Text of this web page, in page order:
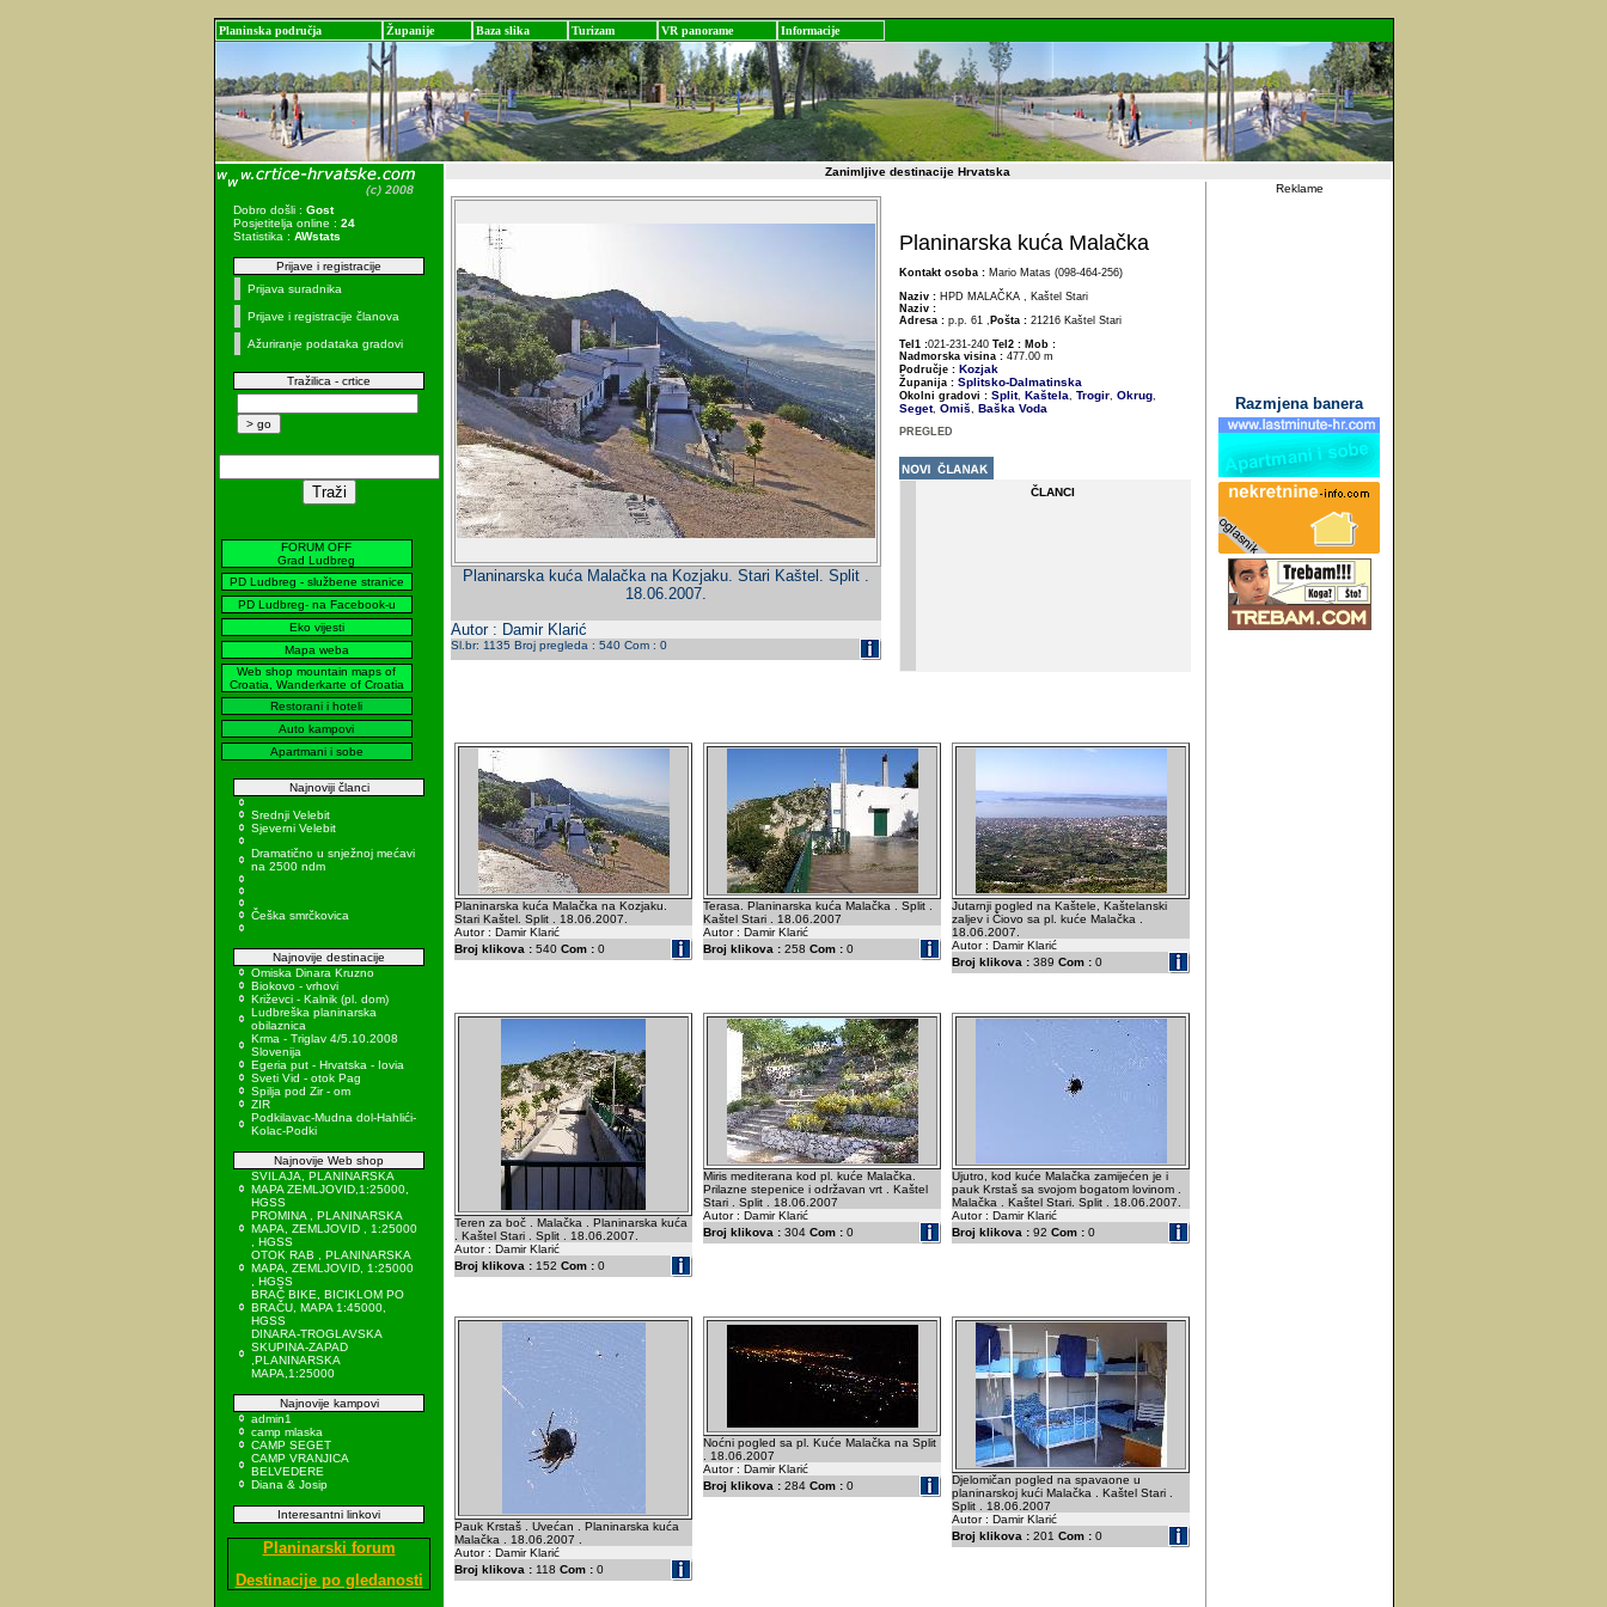
Planinska područja Županije Baza slika Turizam VR panorame Informacije
Dobro došli : Gost
Posjetitelja online : 24
Statistika : AWstats
Prijave i registracije
Prijava suradnika
Prijave i registracije članova
Ažuriranje podataka gradovi
Tražilica - crtice
FORUM OFF
Grad Ludbreg
PD Ludbreg - službene stranice
PD Ludbreg- na Facebook-u
Eko vijesti
Mapa weba
Web shop mountain maps of
Croatia, Wanderkarte of Croatia
Restorani i hoteli
Auto kampovi
Apartmani i sobe
Najnoviji članci
Srednji Velebit
Sjeverni Velebit
Dramatično u snježnoj mećavi
na 2500 ndm
Češka smrčkovica
Najnovije destinacije
Omiska Dinara Kruzno
Biokovo - vrhovi
Križevci - Kalnik (pl. dom)
Ludbreška planinarska
obilaznica
Krma - Triglav 4/5.10.2008
Slovenija
Egeria put - Hrvatska - Iovia
Sveti Vid - otok Pag
Spilja pod Zir - om
ZIR
Podkilavac-Mudna dol-Hahlići-
Kolac-Podki
Najnovije Web shop
SVILAJA, PLANINARSKA
MAPA ZEMLJOVID,1:25000,
HGSS
PROMINA , PLANINARSKA
MAPA, ZEMLJOVID , 1:25000
, HGSS
OTOK RAB , PLANINARSKA
MAPA, ZEMLJOVID, 1:25000
, HGSS
BRAČ BIKE, BICIKLOM PO
BRAČU, MAPA 1:45000,
HGSS
DINARA-TROGLAVSKA
SKUPINA-ZAPAD
,PLANINARSKA
MAPA,1:25000
Najnovije kampovi
admin1
camp mlaska
CAMP SEGET
CAMP VRANJICA
BELVEDERE
Diana & Josip
Interesantni linkovi
Planinarski forum
Destinacije po gledanosti
Zanimljive destinacije Hrvatska
Planinarska kuća Malačka na Kozjaku. Stari Kaštel. Split .
18.06.2007.
Autor : Damir Klarić
Sl.br: 1135 Broj pregleda : 540 Com : 0
Planinarska kuća Malačka
Kontakt osoba : Mario Matas (098-464-256)
Naziv : HPD MALAČKA , Kaštel Stari
Naziv :
Adresa : p.p. 61 , Pošta : 21216 Kaštel Stari
Tel1 :021-231-240 Tel2 : Mob :
Nadmorska visina : 477.00 m
Područje : Kozjak
Županija : Splitsko-Dalmatinska
Okolni gradovi : Split, Kaštela, Trogir, Okrug,
Seget, Omiš, Baška Voda
PREGLED
ČLANCI
Planinarska kuća Malačka na Kozjaku.
Stari Kaštel. Split . 18.06.2007.
Autor : Damir Klarić
Broj klikova : 540 Com : 0
Terasa. Planinarska kuća Malačka . Split .
Kaštel Stari . 18.06.2007
Autor : Damir Klarić
Broj klikova : 258 Com : 0
Jutarnji pogled na Kaštele, Kaštelanski
zaljev i Čiovo sa pl. kuće Malačka .
18.06.2007.
Autor : Damir Klarić
Broj klikova : 389 Com : 0
Teren za boč . Malačka . Planinarska kuća
. Kaštel Stari . Split . 18.06.2007.
Autor : Damir Klarić
Broj klikova : 152 Com : 0
Miris mediterana kod pl. kuće Malačka.
Prilazne stepenice i održavan vrt . Kaštel
Stari . Split . 18.06.2007
Autor : Damir Klarić
Broj klikova : 304 Com : 0
Ujutro, kod kuće Malačka zamijećen je i
pauk Krstaš sa svojom bogatom lovinom .
Malačka . Kaštel Stari. Split . 18.06.2007.
Autor : Damir Klarić
Broj klikova : 92 Com : 0
Pauk Krstaš . Uvećan . Planinarska kuća
Malačka . 18.06.2007 .
Autor : Damir Klarić
Broj klikova : 118 Com : 0
Noćni pogled sa pl. Kuće Malačka na Split
. 18.06.2007
Autor : Damir Klarić
Broj klikova : 284 Com : 0
Djelomičan pogled na spavaone u
planinarskoj kući Malačka . Kaštel Stari .
Split . 18.06.2007
Autor : Damir Klarić
Broj klikova : 201 Com : 0
Reklame
Razmjena banera